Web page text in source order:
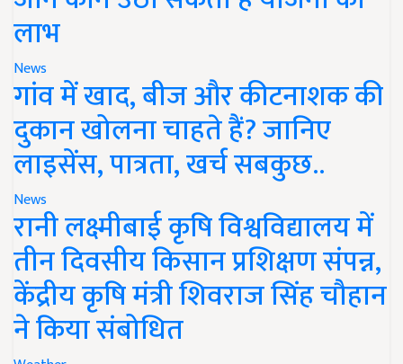
लाभ
News
गांव में खाद, बीज और कीटनाशक की
दुकान खोलना चाहते हैं? जानिए
लाइसेंस, पात्रता, खर्च सबकुछ..
News
रानी लक्ष्मीबाई कृषि विश्वविद्यालय में
तीन दिवसीय किसान प्रशिक्षण संपन्न,
केंद्रीय कृषि मंत्री शिवराज सिंह चौहान
ने किया संबोधित